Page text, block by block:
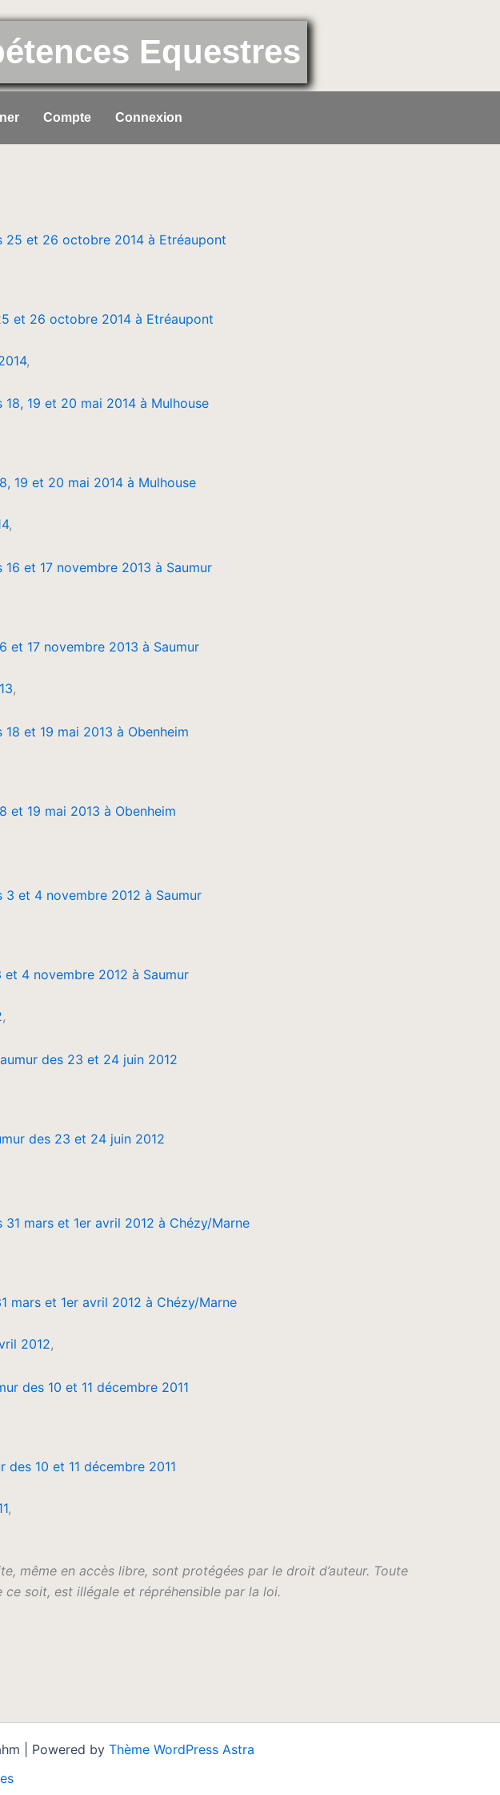
Equestres
Compte Connexion
et 26 octobre 2014 à Etréaupont
,
19 et 20 mai 2014 à Mulhouse
,
et 17 novembre 2013 à Saumur
,
et 19 mai 2013 à Obenheim
4 novembre 2012 à Saumur
,
des 23 et 24 juin 2012
mars et 1er avril 2012 à Chézy/Marne
2012,
10 et 11 décembre 2011
,
même en accès libre, sont protégées par le droit d’auteur. Toute
soit, est illégale et répréhensible par la loi.
| Powered by Thème WordPress Astra